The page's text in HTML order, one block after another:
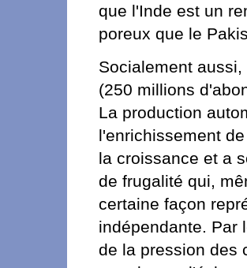
que l'Inde est un
poreux que le
Socialement
(250 millions
La production
l'enrichissement
la croissance et a
de frugalité qui,
certaine façon
indépendante. Par
de la pression des